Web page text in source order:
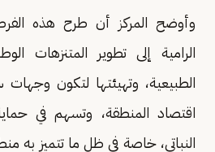
وأوضح المركز أن طرح هذه
الرامية إلى تطوير المتنزهات
الطبيعية، وتهيئتها لتكون
اقتصاد المنطقة، وتسهم في
النباتي، خاصة في ظل ما تتميز به